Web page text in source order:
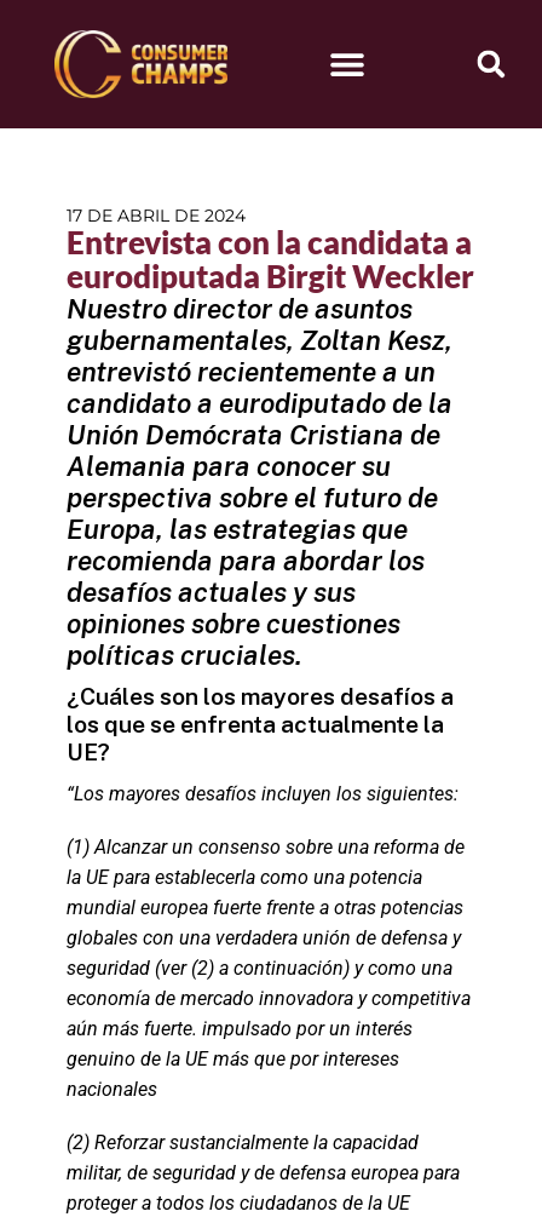
17 DE ABRIL DE 2024
Entrevista con la candidata a
eurodiputada Birgit Weckler
Nuestro director de asuntos
gubernamentales, Zoltan Kesz,
entrevistó recientemente a un
candidato a eurodiputado de la
Unión Demócrata Cristiana de
Alemania para conocer su
perspectiva sobre el futuro de
Europa, las estrategias que
recomienda para abordar los
desafíos actuales y sus
opiniones sobre cuestiones
políticas cruciales.
¿Cuáles son los mayores desafíos a
los que se enfrenta actualmente la
UE?
“Los mayores desafíos incluyen los siguientes:
(1) Alcanzar un consenso sobre una reforma de
la UE para establecerla como una potencia
mundial europea fuerte frente a otras potencias
globales con una verdadera unión de defensa y
seguridad (ver (2) a continuación) y como una
economía de mercado innovadora y competitiva
aún más fuerte. impulsado por un interés
genuino de la UE más que por intereses
nacionales
(2) Reforzar sustancialmente la capacidad
militar, de seguridad y de defensa europea para
proteger a todos los ciudadanos de la UE